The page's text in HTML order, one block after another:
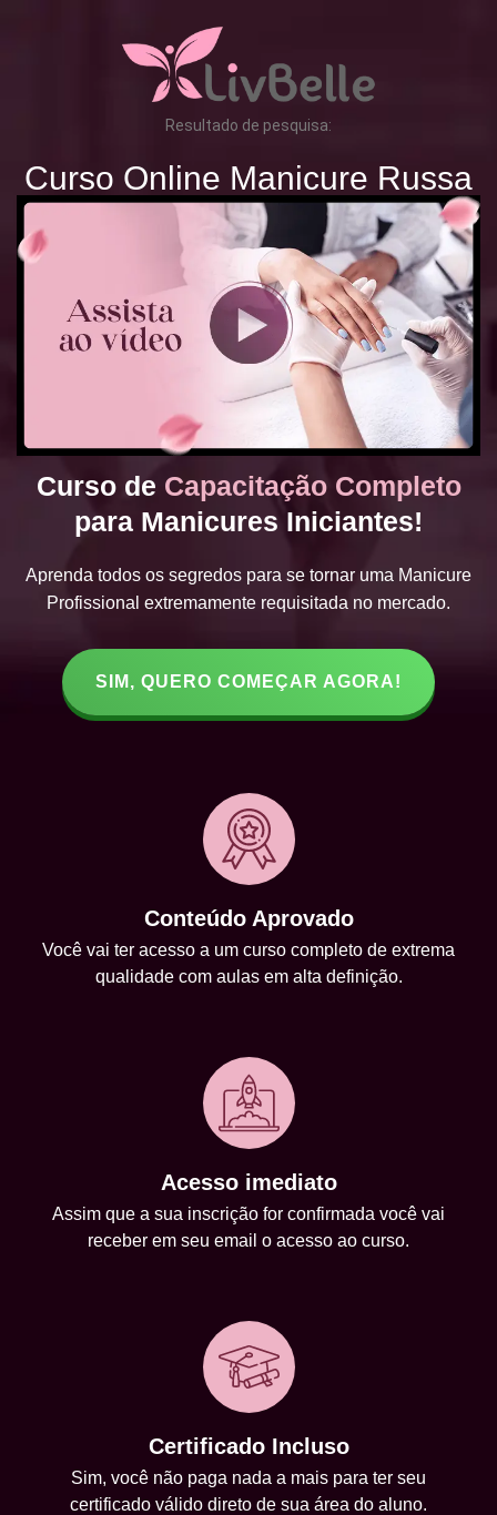
Resultado de pesquisa:
Curso Online Manicure Russa
Curso de Capacitação Completo
para Manicures Iniciantes!
Aprenda todos os segredos para se tornar uma Manicure
Profissional extremamente requisitada no mercado.
SIM, QUERO COMEÇAR AGORA!
Conteúdo Aprovado
Você vai ter acesso a um curso completo de extrema
qualidade com aulas em alta definição.
Acesso imediato
Assim que a sua inscrição for confirmada você vai
receber em seu email o acesso ao curso.
Certificado Incluso
Sim, você não paga nada a mais para ter seu
certificado válido direto de sua área do aluno.